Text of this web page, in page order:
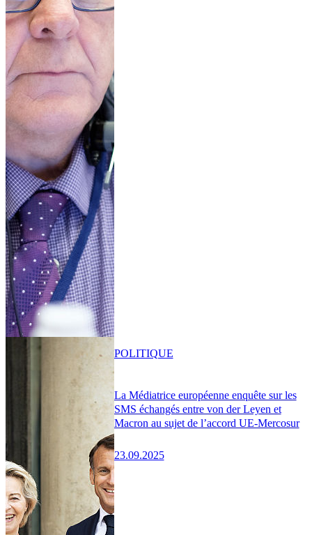
La Médiatrice européenne enquête sur les
SMS échangés entre von der Leyen et
Macron au sujet de l’accord UE-Mercosur
23.09.2025
POLITIQUE